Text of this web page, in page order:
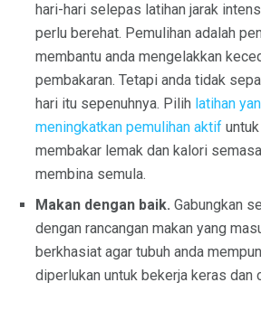
hari-hari selepas latihan jarak
perlu berehat. Pemulihan adalah
membantu anda mengelakkan
pembakaran. Tetapi anda tidak
hari itu sepenuhnya. Pilih latihan
meningkatkan pemulihan aktif
membakar lemak dan kalori
membina semula.
Makan dengan baik. Gabungkan
dengan rancangan makan yang
berkhasiat agar tubuh anda
diperlukan untuk bekerja keras dan